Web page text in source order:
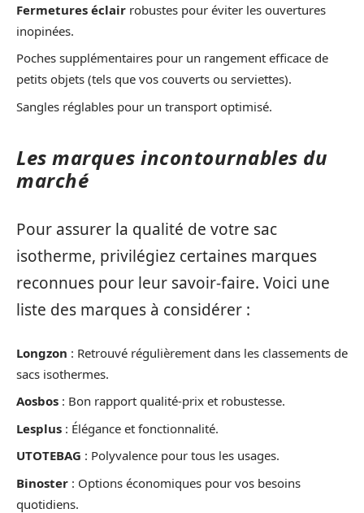
Fermetures éclair robustes pour éviter les ouvertures
inopinées.
Poches supplémentaires pour un rangement efficace de
petits objets (tels que vos couverts ou serviettes).
Sangles réglables pour un transport optimisé.
Les marques incontournables du
marché
Pour assurer la qualité de votre sac
isotherme, privilégiez certaines marques
reconnues pour leur savoir-faire. Voici une
liste des marques à considérer :
Longzon : Retrouvé régulièrement dans les classements de
sacs isothermes.
Aosbos : Bon rapport qualité-prix et robustesse.
Lesplus : Élégance et fonctionnalité.
UTOTEBAG : Polyvalence pour tous les usages.
Binoster : Options économiques pour vos besoins
quotidiens.